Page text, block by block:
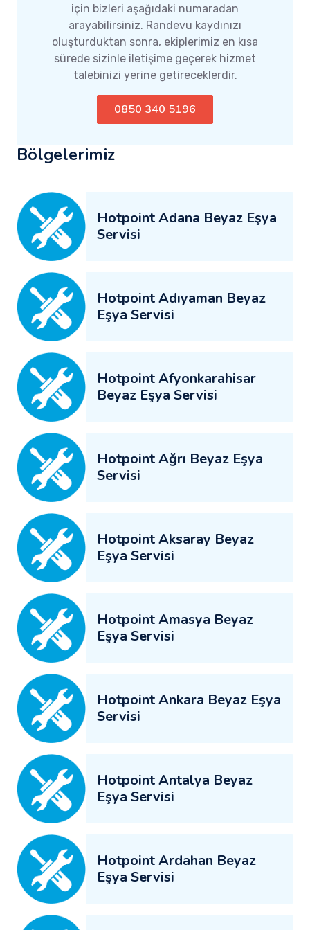
için bizleri aşağıdaki numaradan
arayabilirsiniz. Randevu kaydınızı
oluşturduktan sonra, ekiplerimiz en kısa
sürede sizinle iletişime geçerek hizmet
talebinizi yerine getireceklerdir.
0850 340 5196
Bölgelerimiz
Hotpoint Adana Beyaz Eşya
Servisi
Hotpoint Adıyaman Beyaz
Eşya Servisi
Hotpoint Afyonkarahisar
Beyaz Eşya Servisi
Hotpoint Ağrı Beyaz Eşya
Servisi
Hotpoint Aksaray Beyaz
Eşya Servisi
Hotpoint Amasya Beyaz
Eşya Servisi
Hotpoint Ankara Beyaz Eşya
Servisi
Hotpoint Antalya Beyaz
Eşya Servisi
Hotpoint Ardahan Beyaz
Eşya Servisi